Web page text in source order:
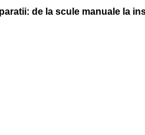
de la scule manuale la